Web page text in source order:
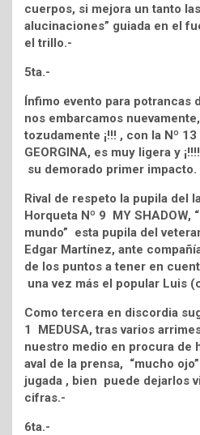
cuerpos, si mejora un tanto
alucinaciones” guiada en el
el trillo.-
5ta.-
Ínfimo evento para potrancas
nos embarcamos
tozudamente ¡!!! , con la Nº 13
GEORGINA, es muy ligera y
su demorado primer impacto.
Rival de respeto la pupila del
Horqueta Nº 9 MY SHADOW,
mundo” esta pupila del
Edgar Martínez, ante
de los puntos a tener en
una vez más el popular Luis
Como tercera en discordia
1 MEDUSA, tras varios
nuestro medio en procura de
aval de la prensa, “mucho
jugada , bien puede dejarlos
cifras.-
6ta.-